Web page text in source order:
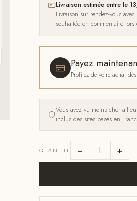
Livraison estimée entre le
Livraison sur rendez-vous
souhaitée en commentaire lors
Payez
Profitez de votre achat
Vous avez vu moins cher
inclus des sites basés en
QUANTITÉ − +